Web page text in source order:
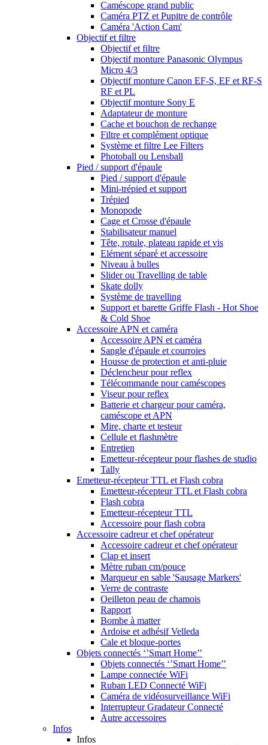
Caméscope grand public
Caméra PTZ et Pupitre de contrôle
Caméra 'Action Cam'
Objectif et filtre
Objectif et filtre
Objectif monture Panasonic Olympus
Micro 4/3
Objectif monture Canon EF-S, EF et RF-S
RF et PL
Objectif monture Sony E
Adaptateur de monture
Cache et bouchon de rechange
Filtre et complément optique
Système et filtre Lee Filters
Photoball ou Lensball
Pied / support d'épaule
Pied / support d'épaule
Mini-trépied et support
Trépied
Monopode
Cage et Crosse d'épaule
Stabilisateur manuel
Tête, rotule, plateau rapide et vis
Elément séparé et accessoire
Niveau à bulles
Slider ou Travelling de table
Skate dolly
Système de travelling
Support et barette Griffe Flash - Hot Shoe
& Cold Shoe
Accessoire APN et caméra
Accessoire APN et caméra
Sangle d'épaule et courroies
Housse de protection et anti-pluie
Déclencheur pour reflex
Télécommande pour caméscopes
Viseur pour reflex
Batterie et chargeur pour caméra,
caméscope et APN
Mire, charte et testeur
Cellule et flashmètre
Entretien
Emetteur-récepteur pour flashes de studio
Tally
Emetteur-récepteur TTL et Flash cobra
Emetteur-récepteur TTL et Flash cobra
Flash cobra
Emetteur-récepteur TTL
Accessoire pour flash cobra
Accessoire cadreur et chef opérateur
Accessoire cadreur et chef opérateur
Clap et insert
Mètre ruban cm/pouce
Marqueur en sable 'Sausage Markers'
Verre de contraste
Oeilleton peau de chamois
Rapport
Bombe à matter
Ardoise et adhésif Velleda
Cale et bloque-portes
Objets connectés ‘’Smart Home’’
Objets connectés ‘’Smart Home’’
Lampe connectée WiFi
Ruban LED Connecté WiFi
Caméra de vidéosurveillance WiFi
Interrupteur Gradateur Connecté
Autre accessoires
Infos
Infos